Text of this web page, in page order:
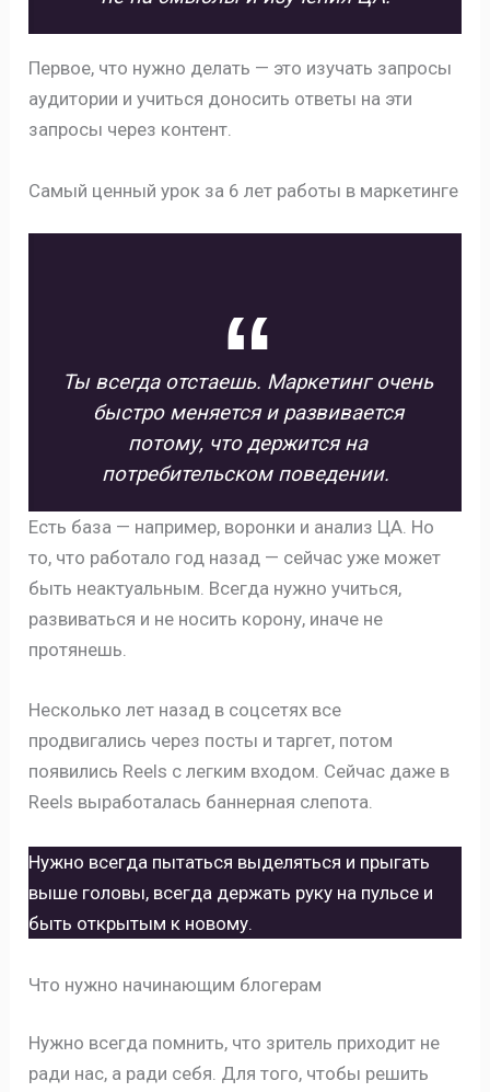
Первое, что нужно делать — это изучать запросы
аудитории и учиться доносить ответы на эти
запросы через контент.
Самый ценный урок за 6 лет работы в маркетинге
Ты всегда отстаешь. Маркетинг очень
быстро меняется и развивается
потому, что держится на
потребительском поведении.
Есть база — например, воронки и анализ ЦА. Но
то, что работало год назад — сейчас уже может
быть неактуальным. Всегда нужно учиться,
развиваться и не носить корону, иначе не
протянешь.
Несколько лет назад в соцсетях все
продвигались через посты и таргет, потом
появились Reels с легким входом. Сейчас даже в
Reels выработалась баннерная слепота.
Нужно всегда пытаться выделяться и прыгать
выше головы, всегда держать руку на пульсе и
быть открытым к новому.
Что нужно начинающим блогерам
Нужно всегда помнить, что зритель приходит не
ради нас, а ради себя. Для того, чтобы решить